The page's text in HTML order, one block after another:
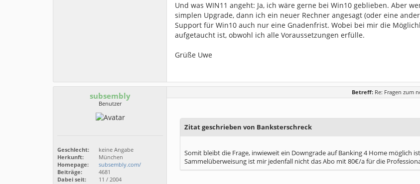
Und was WIN11 angeht: Ja, ich wäre gerne bei Win10 geblieben. Aber
simplen Upgrade, dann ich ein neuer Rechner angesagt (oder eine
Support für Win10 auch nur eine Gnadenfrist. Wobei bei mir die
aufgetaucht ist, obwohl ich alle Voraussetzungen erfülle.
Grüße Uwe
subsembly
Benutzer
Geschlecht:
keine Angabe
Herkunft:
München
Homepage:
subsembly.com/
Beiträge:
4681
Dabei seit:
11 / 2004
Betreff: Re: Fragen zum
Zitat geschrieben von Banksterschreck
Somit bleibt die Frage, inwieweit ein Downgrade auf Banking 4 Home möglich
Sammelüberweisung ist mir jedenfall nicht das Abo mit 80€/a für die